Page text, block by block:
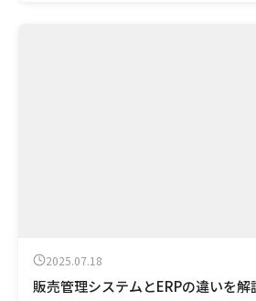
2025.07.18
販売管理システムとERPの違いを解